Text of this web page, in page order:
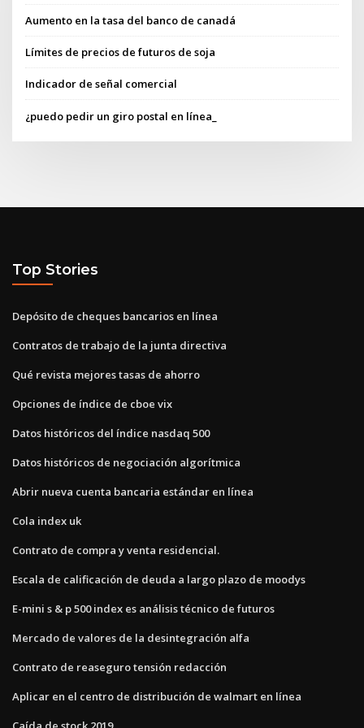
Aumento en la tasa del banco de canadá
Límites de precios de futuros de soja
Indicador de señal comercial
¿puedo pedir un giro postal en línea_
Top Stories
Depósito de cheques bancarios en línea
Contratos de trabajo de la junta directiva
Qué revista mejores tasas de ahorro
Opciones de índice de cboe vix
Datos históricos del índice nasdaq 500
Datos históricos de negociación algorítmica
Abrir nueva cuenta bancaria estándar en línea
Cola index uk
Contrato de compra y venta residencial.
Escala de calificación de deuda a largo plazo de moodys
E-mini s & p 500 index es análisis técnico de futuros
Mercado de valores de la desintegración alfa
Contrato de reaseguro tensión redacción
Aplicar en el centro de distribución de walmart en línea